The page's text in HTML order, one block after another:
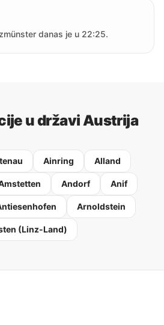
danas je u 22:25.
u državi Austrija
Ainring Alland
Andorf Anif
Arnoldstein
(Linz-Land)